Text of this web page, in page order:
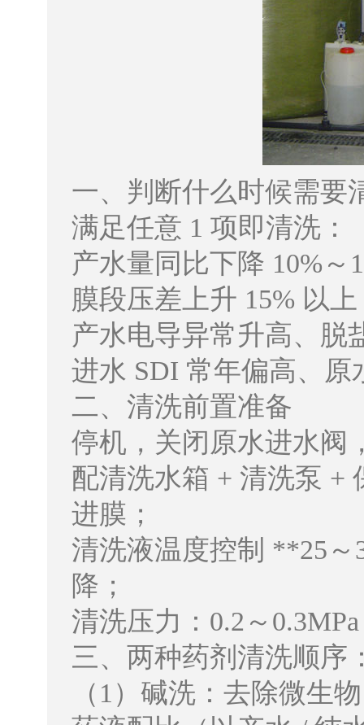
一、判断什么时候需要
满足任意 1 项即清洗：
产水量同比下降 10%～
膜段压差上升 15% 以上
产水电导异常升高、脱
进水 SDI 常年偏高、
二、清洗前置准备
停机，关闭原水进水阀
配清洗水箱 + 清洗泵 +
进膜；
清洗液温度控制 **25
降；
清洗压力：0.2～
三、两种药剂清洗顺
（1）碱洗：去除微生